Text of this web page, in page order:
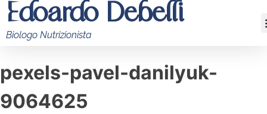
Edoardo Debelli
Biologo Nutrizionista
pexels-pavel-danilyuk-
9064625